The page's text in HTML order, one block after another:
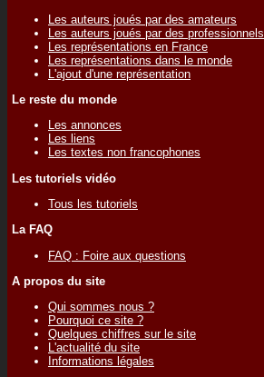
Les auteurs joués par des amateurs
Les auteurs joués par des professionnels
Les représentations en France
Les représentations dans le monde
L'ajout d'une représentation
Le reste du monde
Les annonces
Les liens
Les textes non francophones
Les tutoriels vidéo
Tous les tutoriels
La FAQ
FAQ : Foire aux questions
A propos du site
Qui sommes nous ?
Pourquoi ce site ?
Quelques chiffres sur le site
L'actualité du site
Informations légales